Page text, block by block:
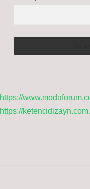
https://
https://